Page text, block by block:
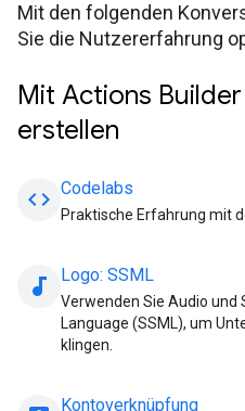
Mit den folgenden
Sie die Nutzererfahrung
Mit Actions
erstellen
code Codelabs
Praktische Erfahrung mit
audiotrack Logo: SSML
Verwenden Sie Audio und
Language (SSML), um
klingen.
Kontoverknüpfung